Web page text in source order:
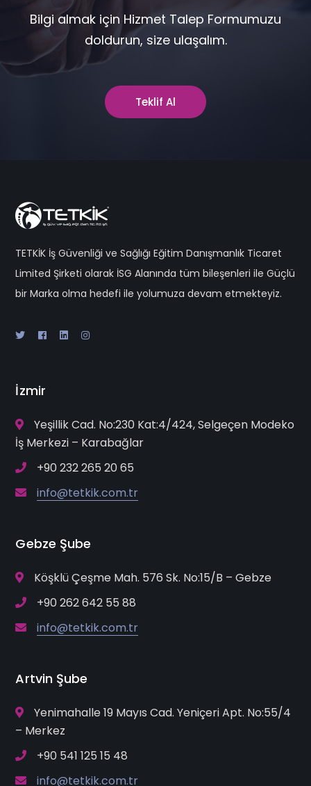
Bilgi almak için Hizmet Talep Formumuzu
doldurun, size ulaşalım.
Teklif Al
TETKİK İş Güvenliği ve Sağlığı Eğitim Danışmanlık Ticaret
Limited Şirketi olarak İSG Alanında tüm bileşenleri ile Güçlü
bir Marka olma hedefi ile yolumuza devam etmekteyiz.
İzmir
Yeşillik Cad. No:230 Kat:4/424, Selgeçen Modeko
İş Merkezi – Karabağlar
+90 232 265 20 65
info@tetkik.com.tr
Gebze Şube
Köşklü Çeşme Mah. 576 Sk. No:15/B – Gebze
+90 262 642 55 88
info@tetkik.com.tr
Artvin Şube
Yenimahalle 19 Mayıs Cad. Yeniçeri Apt. No:55/4
– Merkez
+90 541 125 15 48
info@tetkik.com.tr